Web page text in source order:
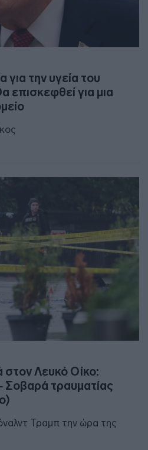
για την υγεία του
επισκεφθεί για μια
στον Λευκό Οίκο:
Σοβαρά τραυματίας
Τραμπ την ώρα της